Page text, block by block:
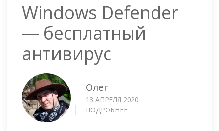
Windows Defender
— бесплатный
антивирус
Олег
13 АПРЕЛЯ 2020
ПОДРОБНЕЕ